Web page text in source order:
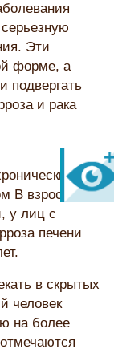
Эти
форме, а
подвергать
и рака
В взрослых
у лиц с
печени
в скрытых
человек
на более